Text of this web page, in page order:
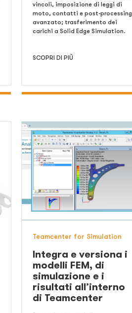
vincoli, imposizione di leggi di
moto, contatti e post-processing
avanzato; trasferimento dei
carichi a Solid Edge Simulation.
SCOPRI DI PIÙ
Teamcenter for Simulation
Integra e versiona i
modelli FEM, di
simulazione e i
risultati all’interno
di Teamcenter